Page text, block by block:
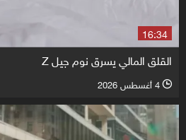
16:34
القلق المالي يسرق نوم جيل Z
l 4 أغسطس 2026